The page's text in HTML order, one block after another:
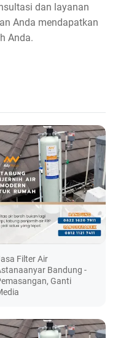
dan layanan
Anda mendapatkan
Anda.
Filter Air
Bandung -
Ganti